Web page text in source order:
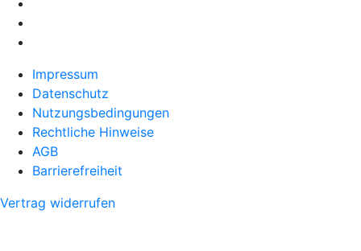
Impressum
Datenschutz
Nutzungsbedingungen
Rechtliche Hinweise
AGB
Barrierefreiheit
Vertrag widerrufen